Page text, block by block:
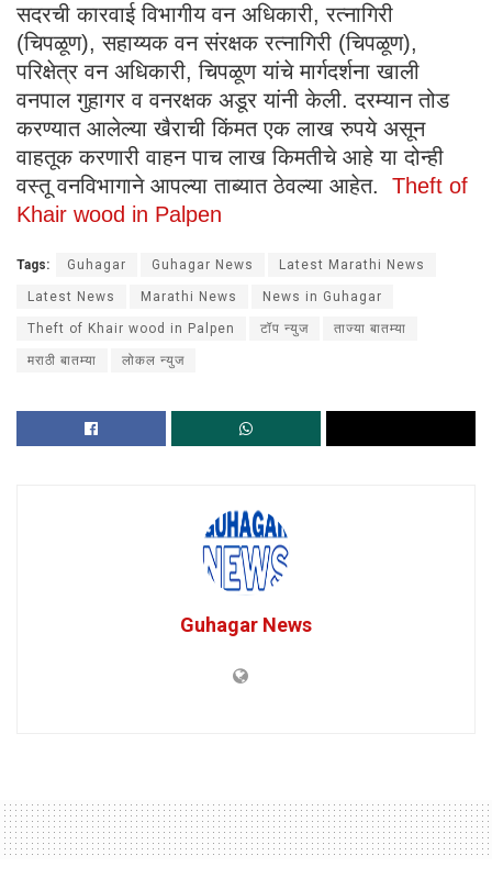
सदरची कारवाई विभागीय वन अधिकारी, रत्नागिरी
(चिपळूण), सहाय्यक वन संरक्षक रत्नागिरी (चिपळूण),
परिक्षेत्र वन अधिकारी, चिपळूण यांचे मार्गदर्शना खाली
वनपाल गुहागर व वनरक्षक अडूर यांनी केली. दरम्यान तोड
करण्यात आलेल्या खैराची किंमत एक लाख रुपये असून
वाहतूक करणारी वाहन पाच लाख किमतीचे आहे या दोन्ही
वस्तू वनविभागाने आपल्या ताब्यात ठेवल्या आहेत. Theft of
Khair wood in Palpen
Tags: Guhagar Guhagar News Latest Marathi News
Latest News Marathi News News in Guhagar
Theft of Khair wood in Palpen टॉप न्युज ताज्या बातम्या
मराठी बातम्या लोकल न्युज
Guhagar News